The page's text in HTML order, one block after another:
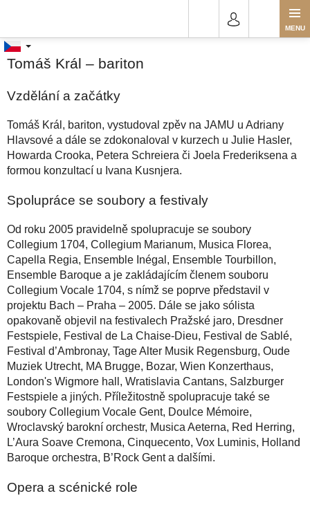
obsah
Tomáš Král – bariton
Vzdělání a začátky
Tomáš Král, bariton, vystudoval zpěv na JAMU u Adriany
Hlavsové a dále se zdokonaloval v kurzech u Julie Hasler,
Howarda Crooka, Petera Schreiera či Joela Frederiksena a
formou konzultací u Ivana Kusnjera.
Spolupráce se soubory a festivaly
Od roku 2005 pravidelně spolupracuje se soubory
Collegium 1704, Collegium Marianum, Musica Florea,
Capella Regia, Ensemble Inégal, Ensemble Tourbillon,
Ensemble Baroque a je zakládajícím členem souboru
Collegium Vocale 1704, s nímž se poprve představil v
projektu Bach – Praha – 2005. Dále se jako sólista
opakovaně objevil na festivalech Pražské jaro, Dresdner
Festspiele, Festival de La Chaise-Dieu, Festival de Sablé,
Festival d’Ambronay, Tage Alter Musik Regensburg, Oude
Muziek Utrecht, MA Brugge, Bozar, Wien Konzerthaus,
London's Wigmore hall, Wratislavia Cantans, Salzburger
Festspiele a jiných. Příležitostně spolupracuje také se
soubory Collegium Vocale Gent, Doulce Mémoire,
Wroclavský barokní orchestr, Musica Aeterna, Red Herring,
L’Aura Soave Cremona, Cinquecento, Vox Luminis, Holland
Baroque orchestra, B’Rock Gent a dalšími.
Opera a scénické role